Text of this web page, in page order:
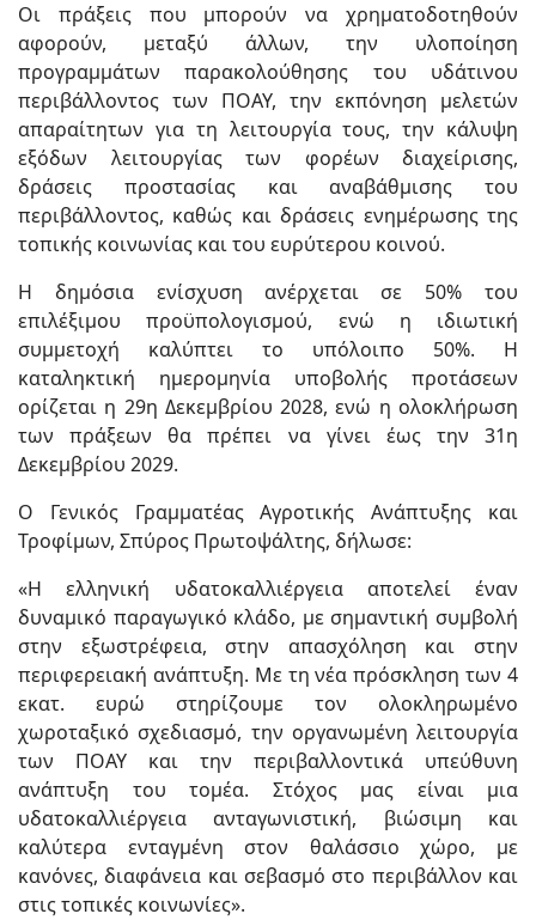
Οι πράξεις που μπορούν να χρηματοδοτηθούν
αφορούν, μεταξύ άλλων, την υλοποίηση
προγραμμάτων παρακολούθησης του υδάτινου
περιβάλλοντος των ΠΟΑΥ, την εκπόνηση μελετών
απαραίτητων για τη λειτουργία τους, την κάλυψη
εξόδων λειτουργίας των φορέων διαχείρισης,
δράσεις προστασίας και αναβάθμισης του
περιβάλλοντος, καθώς και δράσεις ενημέρωσης της
τοπικής κοινωνίας και του ευρύτερου κοινού.
Η δημόσια ενίσχυση ανέρχεται σε 50% του
επιλέξιμου προϋπολογισμού, ενώ η ιδιωτική
συμμετοχή καλύπτει το υπόλοιπο 50%. Η
καταληκτική ημερομηνία υποβολής προτάσεων
ορίζεται η 29η Δεκεμβρίου 2028, ενώ η ολοκλήρωση
των πράξεων θα πρέπει να γίνει έως την 31η
Δεκεμβρίου 2029.
Ο Γενικός Γραμματέας Αγροτικής Ανάπτυξης και
Τροφίμων, Σπύρος Πρωτοψάλτης, δήλωσε:
«Η ελληνική υδατοκαλλιέργεια αποτελεί έναν
δυναμικό παραγωγικό κλάδο, με σημαντική συμβολή
στην εξωστρέφεια, στην απασχόληση και στην
περιφερειακή ανάπτυξη. Με τη νέα πρόσκληση των 4
εκατ. ευρώ στηρίζουμε τον ολοκληρωμένο
χωροταξικό σχεδιασμό, την οργανωμένη λειτουργία
των ΠΟΑΥ και την περιβαλλοντικά υπεύθυνη
ανάπτυξη του τομέα. Στόχος μας είναι μια
υδατοκαλλιέργεια ανταγωνιστική, βιώσιμη και
καλύτερα ενταγμένη στον θαλάσσιο χώρο, με
κανόνες, διαφάνεια και σεβασμό στο περιβάλλον και
στις τοπικές κοινωνίες».